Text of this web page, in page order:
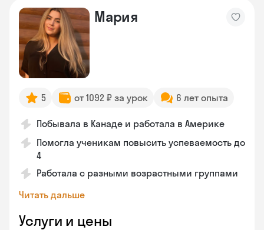
Мария
5 от 1092 ₽ за урок 6 лет опыта
Побывала в Канаде и работала в Америке
Помогла ученикам повысить успеваемость до
4
Работала с разными возрастными группами
Читать дальше
Услуги и цены